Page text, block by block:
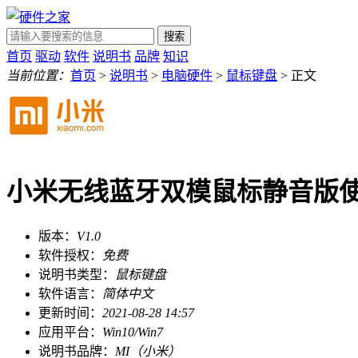
搜索
首页 驱动 软件 说明书 品牌 知识
当前位置： 首页 > 说明书 > 电脑硬件 > 鼠标键盘 > 正文
小米无线蓝牙双模鼠标静音版
版本： V1.0
软件授权：
免费
说明书类型：
鼠标键盘
软件语言：
简体中文
更新时间： 2021-08-28 14:57
应用平台： Win10/Win7
说明书品牌： MI（小米）